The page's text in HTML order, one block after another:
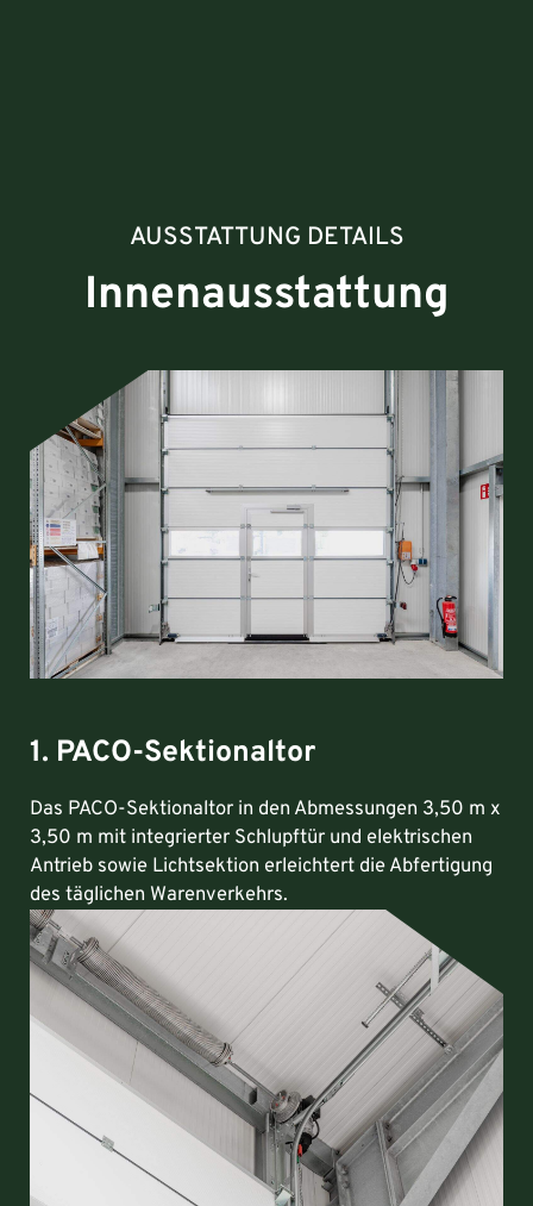
AUSSTATTUNG DETAILS
Innenausstattung
1. PACO-Sektionaltor
Das PACO-Sektionaltor in den Abmessungen 3,50 m x
3,50 m mit integrierter Schlupftür und elektrischen
Antrieb sowie Lichtsektion erleichtert die Abfertigung
des täglichen Warenverkehrs.